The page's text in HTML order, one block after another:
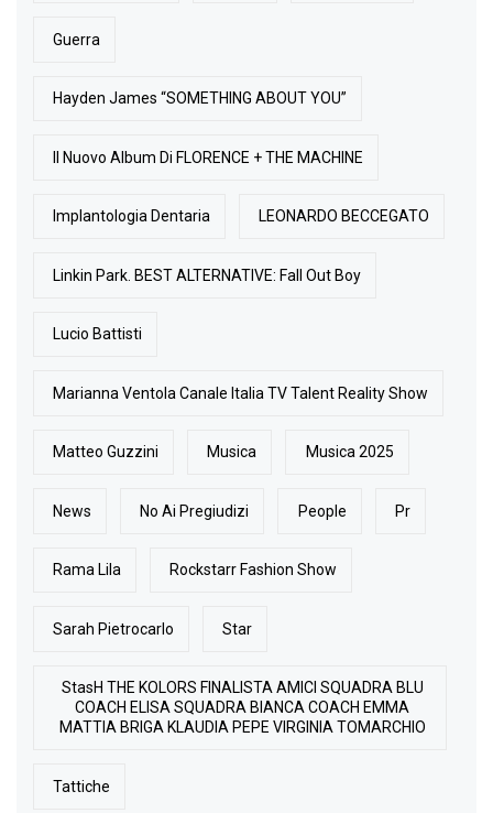
Guerra
Hayden James “SOMETHING ABOUT YOU”
Il Nuovo Album Di FLORENCE + THE MACHINE
Implantologia Dentaria LEONARDO BECCEGATO
Linkin Park. BEST ALTERNATIVE: Fall Out Boy
Lucio Battisti
Marianna Ventola Canale Italia TV Talent Reality Show
Matteo Guzzini Musica Musica 2025
News No Ai Pregiudizi People Pr
Rama Lila Rockstarr Fashion Show
Sarah Pietrocarlo Star
StasH THE KOLORS FINALISTA AMICI SQUADRA BLU
COACH ELISA SQUADRA BIANCA COACH EMMA
MATTIA BRIGA KLAUDIA PEPE VIRGINIA TOMARCHIO
Tattiche